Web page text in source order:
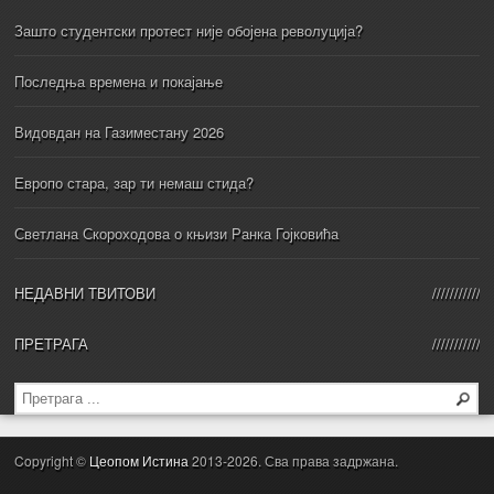
Зашто студентски протест није обојена револуција?
Последња времена и покајање
Видовдан на Газиместану 2026
Европо стара, зар ти немаш стида?
Светлана Скороходова о књизи Ранка Гојковића
НЕДАВНИ ТВИТОВИ
ПРЕТРАГА
Copyright © Цеопом Истина2013-2026. Сва права задржана.